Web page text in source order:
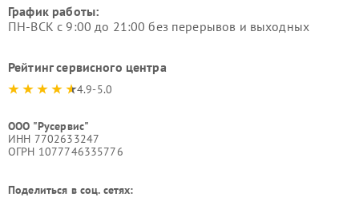
График работы:
ПН-ВСК с 9:00 до 21:00 без перерывов и выходных
Рейтинг сервисного центра
4.9-5.0
ООО "Русервис"
ИНН 7702633247
ОГРН 1077746335776
Поделиться в соц. сетях: